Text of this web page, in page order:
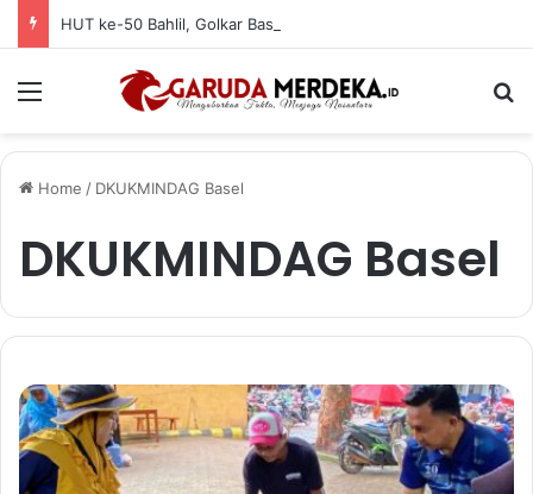
Menu
Home / DKUKMINDAG Basel
DKUKMINDAG Basel